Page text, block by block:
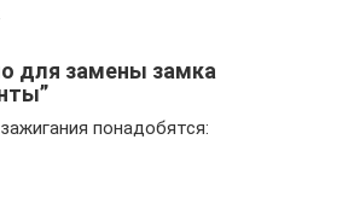
для замены замка
понадобятся: